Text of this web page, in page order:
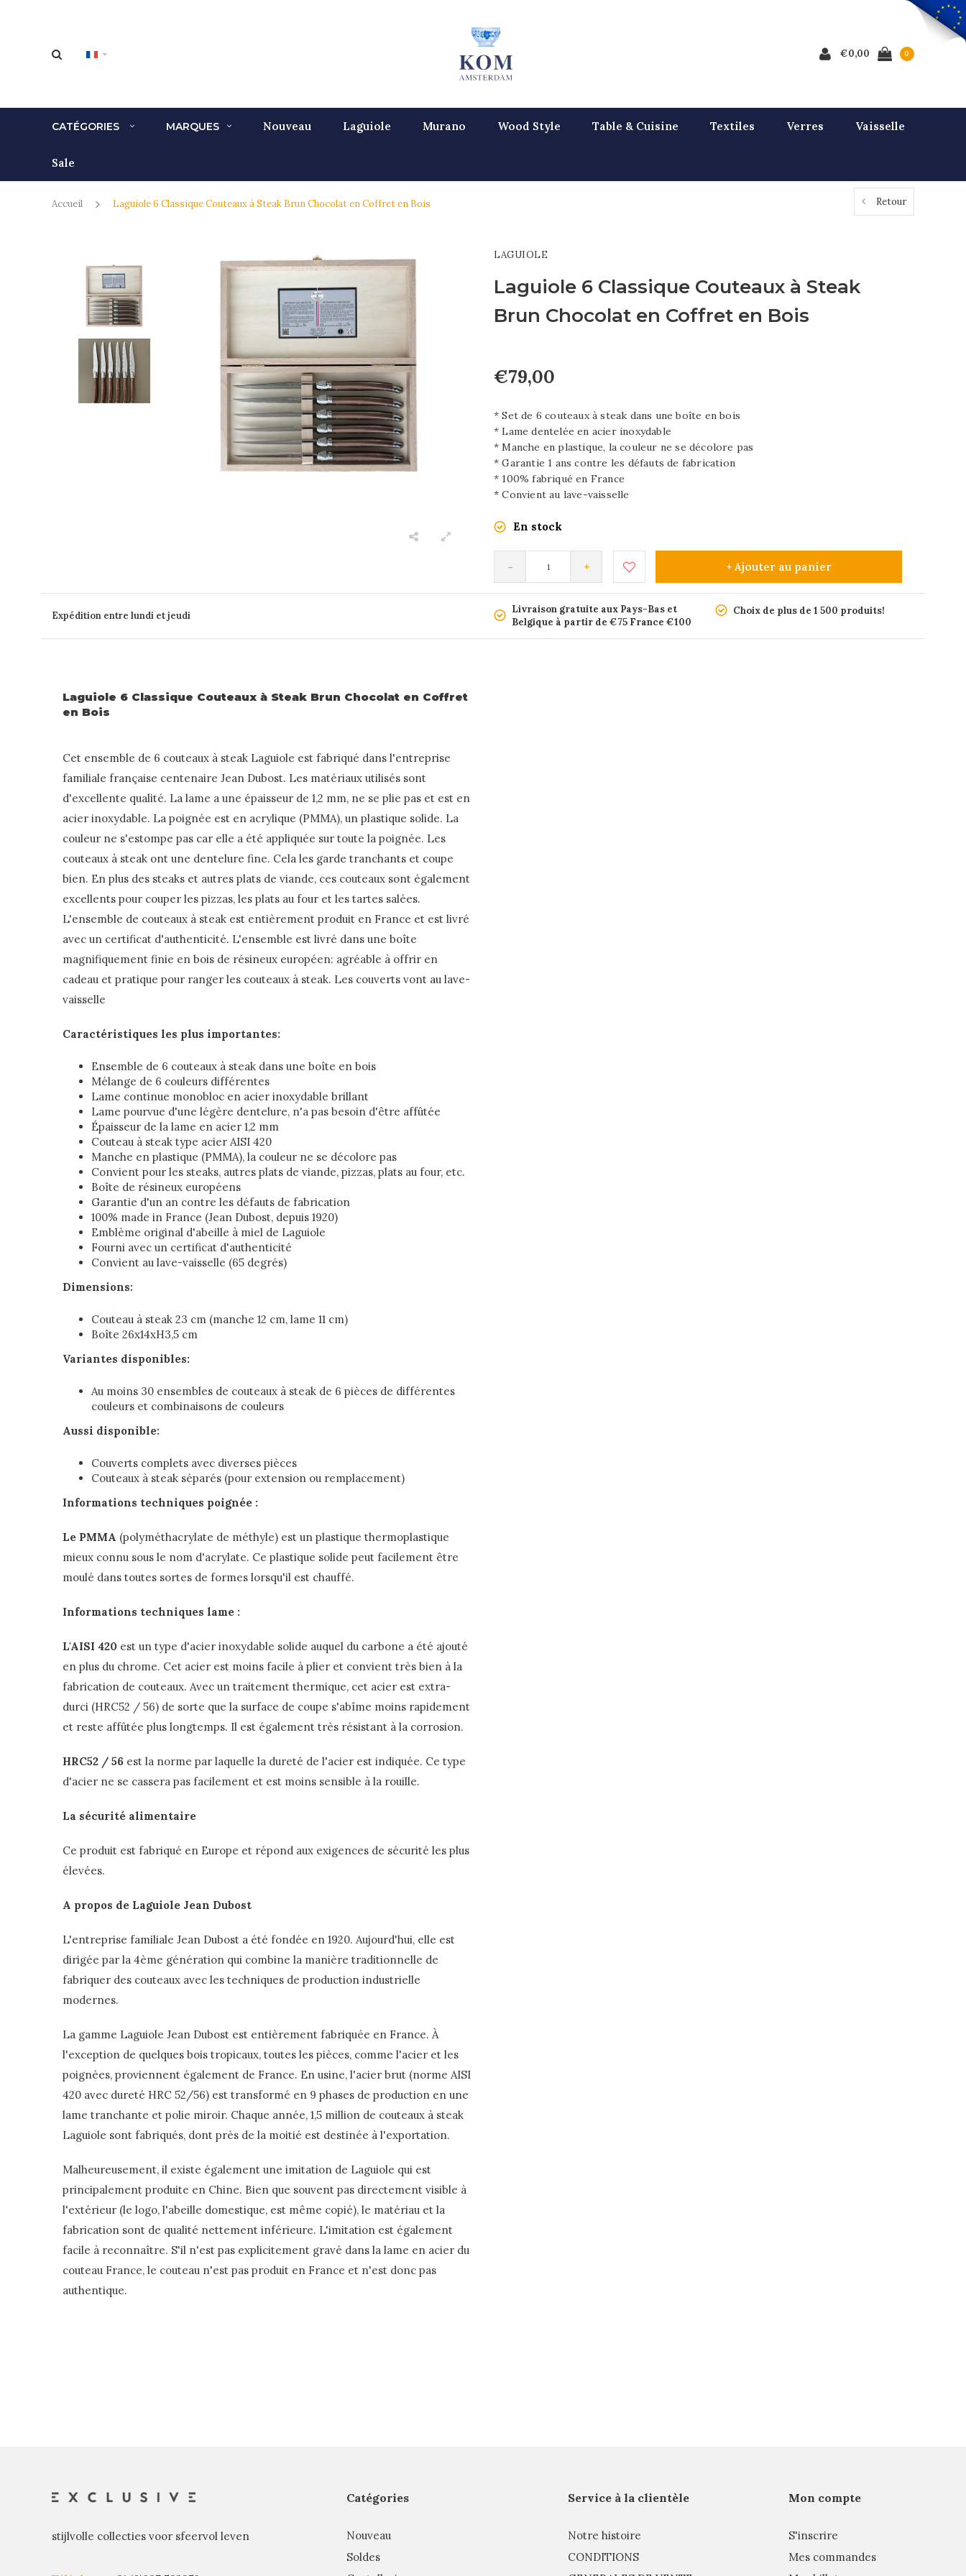
€0,00 0
CATÉGORIES MARQUES Nouveau Laguiole Murano Wood Style Table & Cuisine Textiles Verres Vaisselle
Sale
Accueil Laguiole 6 Classique Couteaux à Steak Brun Chocolat en Coffret en Bois Retour
LAGUIOLE
Laguiole 6 Classique Couteaux à Steak
Brun Chocolat en Coffret en Bois
€79,00
* Set de 6 couteaux à steak dans une boîte en bois
* Lame dentelée en acier inoxydable
* Manche en plastique, la couleur ne se décolore pas
* Garantie 1 ans contre les défauts de fabrication
* 100% fabriqué en France
* Convient au lave-vaisselle
En stock
- + + Ajouter au panier
Expédition entre lundi et jeudi
Livraison gratuite aux Pays-Bas et
Belgique à partir de €75 France €100
Choix de plus de 1 500 produits!
Laguiole 6 Classique Couteaux à Steak Brun Chocolat en Coffret
en Bois
Cet ensemble de 6 couteaux à steak Laguiole est fabriqué dans l'entreprise
familiale française centenaire Jean Dubost. Les matériaux utilisés sont
d'excellente qualité. La lame a une épaisseur de 1,2 mm, ne se plie pas et est en
acier inoxydable. La poignée est en acrylique (PMMA), un plastique solide. La
couleur ne s'estompe pas car elle a été appliquée sur toute la poignée. Les
couteaux à steak ont une dentelure fine. Cela les garde tranchants et coupe
bien. En plus des steaks et autres plats de viande, ces couteaux sont également
excellents pour couper les pizzas, les plats au four et les tartes salées.
L'ensemble de couteaux à steak est entièrement produit en France et est livré
avec un certificat d'authenticité. L'ensemble est livré dans une boîte
magnifiquement finie en bois de résineux européen: agréable à offrir en
cadeau et pratique pour ranger les couteaux à steak. Les couverts vont au lave-
vaisselle
Caractéristiques les plus importantes:
Ensemble de 6 couteaux à steak dans une boîte en bois
Mélange de 6 couleurs différentes
Lame continue monobloc en acier inoxydable brillant
Lame pourvue d'une légère dentelure, n'a pas besoin d'être affûtée
Épaisseur de la lame en acier 1,2 mm
Couteau à steak type acier AISI 420
Manche en plastique (PMMA), la couleur ne se décolore pas
Convient pour les steaks, autres plats de viande, pizzas, plats au four, etc.
Boîte de résineux européens
Garantie d'un an contre les défauts de fabrication
100% made in France (Jean Dubost, depuis 1920)
Emblème original d'abeille à miel de Laguiole
Fourni avec un certificat d'authenticité
Convient au lave-vaisselle (65 degrés)
Dimensions:
Couteau à steak 23 cm (manche 12 cm, lame 11 cm)
Boîte 26x14xH3,5 cm
Variantes disponibles:
Au moins 30 ensembles de couteaux à steak de 6 pièces de différentes
couleurs et combinaisons de couleurs
Aussi disponible:
Couverts complets avec diverses pièces
Couteaux à steak séparés (pour extension ou remplacement)
Informations techniques poignée :
Le PMMA (polyméthacrylate de méthyle) est un plastique thermoplastique
mieux connu sous le nom d'acrylate. Ce plastique solide peut facilement être
moulé dans toutes sortes de formes lorsqu'il est chauffé.
Informations techniques lame :
L'AISI 420 est un type d'acier inoxydable solide auquel du carbone a été ajouté
en plus du chrome. Cet acier est moins facile à plier et convient très bien à la
fabrication de couteaux. Avec un traitement thermique, cet acier est extra-
durci (HRC52 / 56) de sorte que la surface de coupe s'abîme moins rapidement
et reste affûtée plus longtemps. Il est également très résistant à la corrosion.
HRC52 / 56 est la norme par laquelle la dureté de l'acier est indiquée. Ce type
d'acier ne se cassera pas facilement et est moins sensible à la rouille.
La sécurité alimentaire
Ce produit est fabriqué en Europe et répond aux exigences de sécurité les plus
élevées.
A propos de Laguiole Jean Dubost
L'entreprise familiale Jean Dubost a été fondée en 1920. Aujourd'hui, elle est
dirigée par la 4ème génération qui combine la manière traditionnelle de
fabriquer des couteaux avec les techniques de production industrielle
modernes.
La gamme Laguiole Jean Dubost est entièrement fabriquée en France. À
l'exception de quelques bois tropicaux, toutes les pièces, comme l'acier et les
poignées, proviennent également de France. En usine, l'acier brut (norme AISI
420 avec dureté HRC 52/56) est transformé en 9 phases de production en une
lame tranchante et polie miroir. Chaque année, 1,5 million de couteaux à steak
Laguiole sont fabriqués, dont près de la moitié est destinée à l'exportation.
Malheureusement, il existe également une imitation de Laguiole qui est
principalement produite en Chine. Bien que souvent pas directement visible à
l'extérieur (le logo, l'abeille domestique, est même copié), le matériau et la
fabrication sont de qualité nettement inférieure. L'imitation est également
facile à reconnaître. S'il n'est pas explicitement gravé dans la lame en acier du
couteau France, le couteau n'est pas produit en France et n'est donc pas
authentique.
stijlvolle collecties voor sfeervol leven
Catégories
Nouveau
Soldes
Service à la clientèle
Notre histoire
CONDITIONS
Mon compte
S'inscrire
Mes commandes